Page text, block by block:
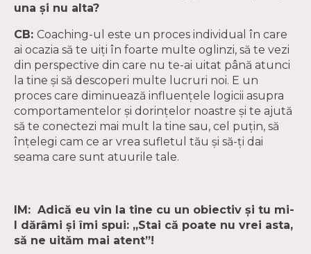
una și nu alta?
CB: Coaching-ul este un proces individual în care
ai ocazia să te uiți în foarte multe oglinzi, să te vezi
din perspective din care nu te-ai uitat până atunci
la tine și să descoperi multe lucruri noi. E un
proces care diminuează influențele logicii asupra
comportamentelor și dorințelor noastre și te ajută
să te conectezi mai mult la tine sau, cel puțin, să
înțelegi cam ce ar vrea sufletul tău și să-ți dai
seama care sunt atuurile tale.
IM: Adică eu vin la tine cu un obiectiv și tu mi-
l dărâmi și îmi spui: „Stai că poate nu vrei asta,
să ne uităm mai atent”!